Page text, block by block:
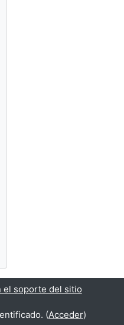
el soporte del sitio
(Acceder)